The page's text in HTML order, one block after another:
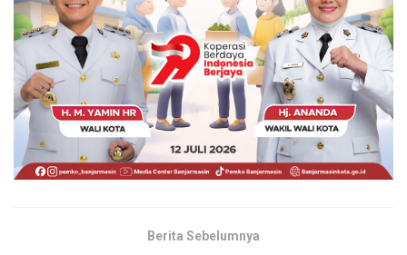
Berita Sebelumnya